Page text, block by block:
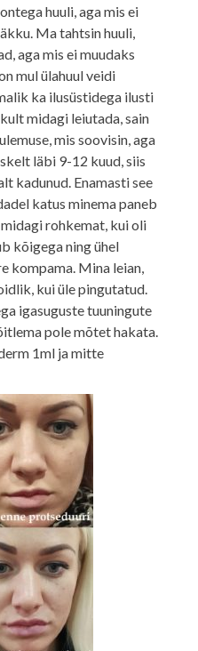
huuli, aga mis ei
Ma tahtsin huuli,
aga mis ei muudaks
mul ülahuul veidi
ka ilusüstidega ilusti
midagi leiutada, sain
mis soovisin, aga
läbi 9-12 kuud, siis
kadunud. Enamasti see
katus minema paneb
rohkemat, kui oli
kõigega ning ühel
kompama. Mina leian,
kui üle pingutatud.
igasuguste tuuningute
pole mõtet hakata.
1ml ja mitte